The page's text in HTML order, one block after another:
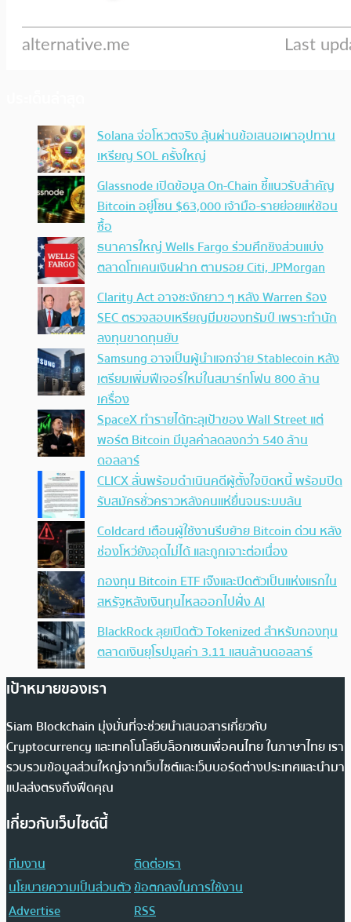
Solana จ่อโหวตจริง ลุ้นผ่านข้อเสนอเผาอุปทาน
เหรียญ SOL ครั้งใหญ่
Glassnode เปิดข้อมูล On-Chain ชี้แนวรับสำคัญ
Bitcoin อยู่โซน $63,000 เจ้ามือ-รายย่อยแห่ช้อน
ซื้อ
ธนาคารใหญ่ Wells Fargo ร่วมศึกชิงส่วนแบ่ง
ตลาดโทเคนเงินฝาก ตามรอย Citi, JPMorgan
Clarity Act อาจชะงักยาว ๆ หลัง Warren ร้อง
SEC ตรวจสอบเหรียญมีมของทรัมป์ เพราะทำนัก
ลงทุนขาดทุนยับ
Samsung อาจเป็นผู้นำแจกจ่าย Stablecoin หลัง
เตรียมเพิ่มฟีเจอร์ใหม่ในสมาร์ทโฟน 800 ล้าน
เครื่อง
SpaceX ทำรายได้ทะลุเป้าของ Wall Street แต่
พอร์ต Bitcoin มีมูลค่าลดลงกว่า 540 ล้าน
ดอลลาร์
CLICX ลั่นพร้อมดำเนินคดีผู้ตั้งใจบิดหนี้ พร้อมปิด
รับสมัครชั่วคราวหลังคนแห่ยื่นจนระบบล้น
Coldcard เตือนผู้ใช้งานรีบย้าย Bitcoin ด่วน หลัง
ช่องโหว่ยังอุดไม่ได้ และถูกเจาะต่อเนื่อง
กองทุน Bitcoin ETF เจ๊งและปิดตัวเป็นแห่งแรกใน
สหรัฐหลังเงินทุนไหลออกไปฝั่ง AI
BlackRock ลุยเปิดตัว Tokenized สำหรับกองทุน
ตลาดเงินยุโรปมูลค่า 3.11 แสนล้านดอลลาร์
เป้าหมายของเรา
Siam Blockchain มุ่งมั่นที่จะช่วยนำเสนอสารเกี่ยวกับ
Cryptocurrency และเทคโนโลยีบล็อกเชนเพื่อคนไทย ในภาษาไทย เรา
รวบรวมข้อมูลส่วนใหญ่จากเว็บไซต์และเว็บบอร์ดต่างประเทศและนำมา
แปลส่งตรงถึงฟีดคุณ
เกี่ยวกับเว็บไซต์นี้
ทีมงาน
ติดต่อเรา
นโยบายความเป็นส่วนตัวข้อตกลงในการใช้งาน
Advertise
RSS